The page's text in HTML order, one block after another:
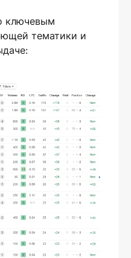
ключевым
тематики и